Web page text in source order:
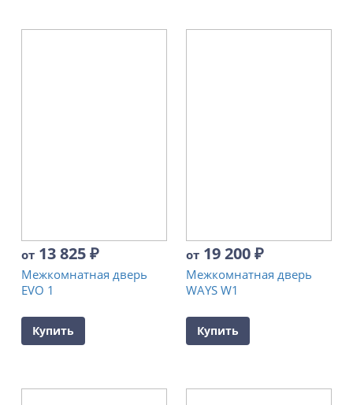
от 13 825₽
Межкомнатная дверь
EVO 1
Купить
от 19 200₽
Межкомнатная дверь
WAYS W1
Купить